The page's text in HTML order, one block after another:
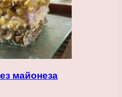
майонеза